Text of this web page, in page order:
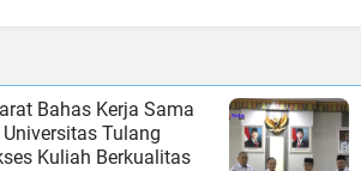
Bahas Kerja Sama
Tulang
Kuliah Berkualitas